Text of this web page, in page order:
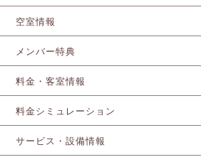
空室情報
メンバー特典
料金・客室情報
料金シミュレーション
サービス・設備情報